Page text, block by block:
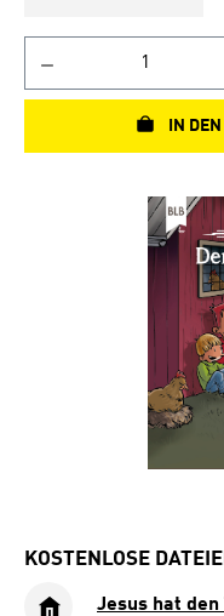
IN
Bildergalerie
KOSTENLOSE
Jesus hat den